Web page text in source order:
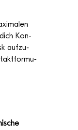
Kon­
auf­zu­